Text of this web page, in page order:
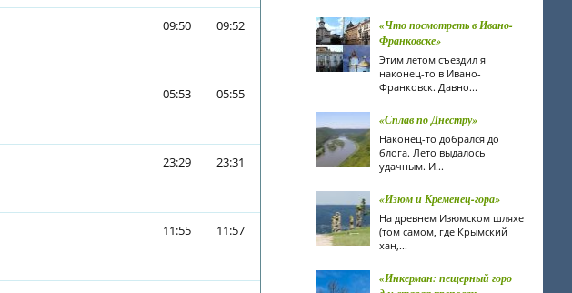
09:50 09:52
05:53 05:55
23:29 23:31
11:55 11:57
«Что посмотреть в Ивано-
Франковске»
Этим летом съездил я
наконец-то в Ивано-
Франковск. Давно...
«Сплав по Днестру»
Наконец-то добрался до
блога. Лето выдалось
удачным. И...
«Изюм и Кременец-гора»
На древнем Изюмском шляхе
(том самом, где Крымский
хан,...
«Инкерман: пещерный горо